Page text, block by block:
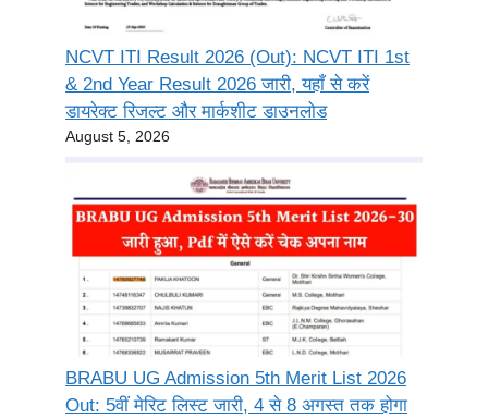
NCVT ITI Result 2026 (Out): NCVT ITI 1st
& 2nd Year Result 2026 जारी, यहाँ से करें
डायरेक्ट रिजल्ट और मार्कशीट डाउनलोड
August 5, 2026
BRABU UG Admission 5th Merit List 2026
Out: 5वीं मेरिट लिस्ट जारी, 4 से 8 अगस्त तक होगा